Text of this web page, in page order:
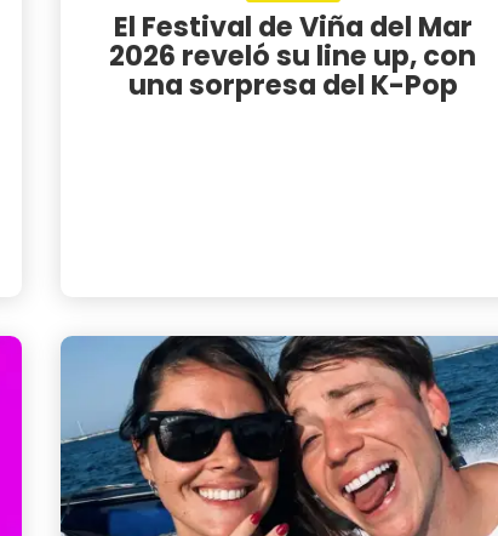
El Festival de Viña del Mar
2026 reveló su line up, con
una sorpresa del K-Pop